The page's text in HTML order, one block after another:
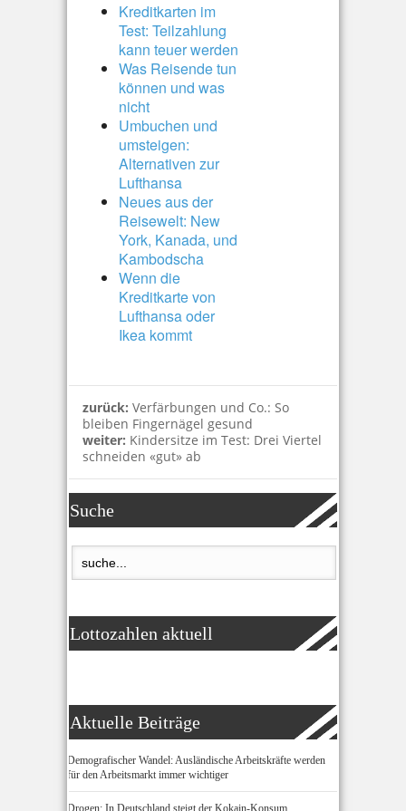
Kreditkarten im
Test: Teilzahlung
kann teuer werden
Was Reisende tun
können und was
nicht
Umbuchen und
umsteigen:
Alternativen zur
Lufthansa
Neues aus der
Reisewelt: New
York, Kanada, und
Kambodscha
Wenn die
Kreditkarte von
Lufthansa oder
Ikea kommt
zurück: Verfärbungen und Co.: So
bleiben Fingernägel gesund
weiter: Kindersitze im Test: Drei Viertel
schneiden «gut» ab
Suche
Lottozahlen aktuell
Aktuelle Beiträge
Demografischer Wandel: Ausländische Arbeitskräfte werden
für den Arbeitsmarkt immer wichtiger
Drogen: In Deutschland steigt der Kokain-Konsum